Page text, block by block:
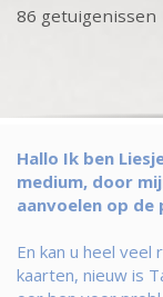
86 getuigenissen
Hallo Ik ben
medium, door
aanvoelen op de
En kan u heel veel
kaarten, nieuw is